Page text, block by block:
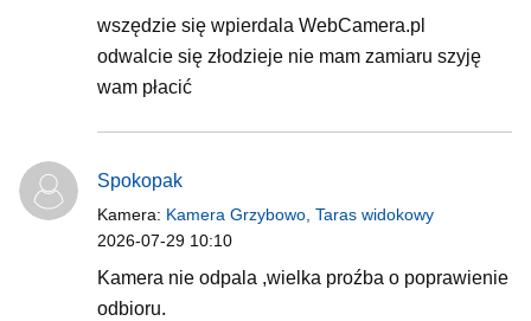
wszędzie się wpierdala WebCamera.pl
odwalcie się złodzieje nie mam zamiaru szyję
wam płacić
Spokopak
Kamera: Kamera Grzybowo, Taras widokowy
2026-07-29 10:10
Kamera nie odpala ,wielka proźba o poprawienie
odbioru.